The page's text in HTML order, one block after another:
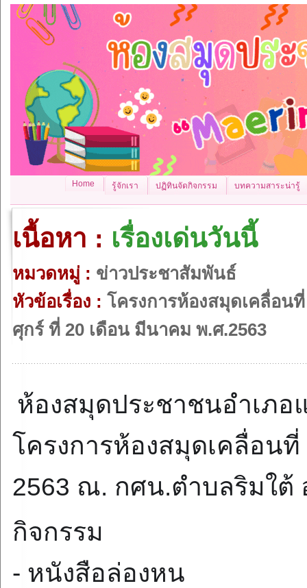
Home รู้จักเรา ปฏิทินจัดกิจกรรม บทความสาระน่ารู้
เนื้อหา : เรื่องเด่นวันนี้
หมวดหมู่ : ข่าวประชาสัมพันธ์
หัวข้อเรื่อง : โครงการห้องสมุดเคลื่อน
ศุกร์ ที่ 20 เดือน มีนาคม พ.ศ.2563
ห้องสมุดประชาชนอำเภอ
โครงการห้องสมุดเคลื่อน
2563 ณ. กศน.ตำบลริมใต้
กิจกรรม
- หนังสือล่องหน